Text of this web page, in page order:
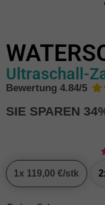
Ultraschall-
Bewertung 4.84/5 
SIE SPAREN
1x 119,00 €/stk